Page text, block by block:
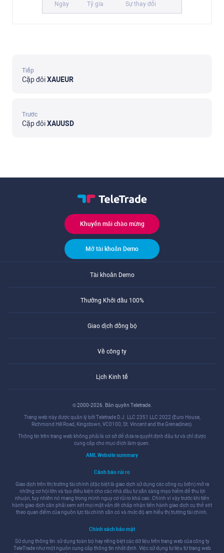
Ngày Tỷ gía Sự thay đổi
Tiếp
Cặp đôiXAUEUR
Trước
Cặp đôiXAUUSD
Khuyến mãi chào mừng
Mở tài khoản Demo
Tài khoản Demo
Thưởng Khởi đầu 100%
Giao dịch đồng bộ
Về công ty
Lịch Kinh tế
© 2000-2026. Bản quyền Teletrade.
Trang web này được quản lý bởi Teletrade D.J. LLC 2351 LLC 2022 (Euro House,
Richmond Hill Road, Kingstown, VC0100, St. Vincent and the Grenadines).
Thông tin trên trang web không phải là cơ sở để đưa ra quyết định đầu tư và chỉ được
cung cấp cho mục đích làm quen.
AML Website summary
Cảnh báo rủi ro
Giao dịch trên thị trường tài chính (đặc biệt là giao dịch sử dụng các công cụ biên) mở ra
những cơ hội lớn và tạo điều kiện cho các nhà đầu tư sẵn sàng mạo hiểm để thu lợi
nhuận, tuy nhiên nó mang trong mình nguy cơ rủi ro khá cao. Chính vì vậy trước khi tiến
hành giao dịch cần phải xem xét mọi mặt vấn đề chấp nhận tiến hành giao dịch cụ thể xét
theo quan điểm của nguồn lực tài chính sẵn có và mức độ am hiểu thị trường tài chính.
Chính sách bảo mật
Sử dụng thông tin: sử dụng toàn bộ hay riêng biệt các dữ liệu trên trang web của công ty
TeleTrade như một nguồn cung cấp thông tin nhất định. Việc sử dụng tư liệu từ trang web